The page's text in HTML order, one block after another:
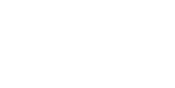
“Il pollo fa male”, “Il
“Il pollo è
è prevedibile: una
ha lo scopo di dirti cosa